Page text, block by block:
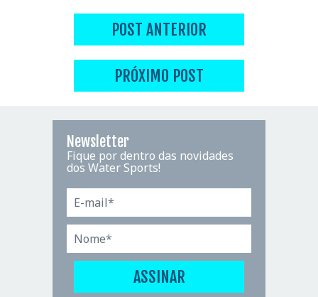
POST ANTERIOR
PRÓXIMO POST
Newsletter
Fique por dentro das novidades
dos Water Sports!